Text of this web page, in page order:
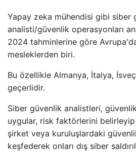
Yapay zeka mühendisi gibi siber
analisti/güvenlik operasyonları
2024 tahminlerine göre
mesleklerden biri.
Bu özellikle Almanya, İtalya,
geçerlidir.
Siber güvenlik analistleri,
uygular, risk faktörlerini
şirket veya kuruluşlardaki güvenlik
keşfederek onları dış siber